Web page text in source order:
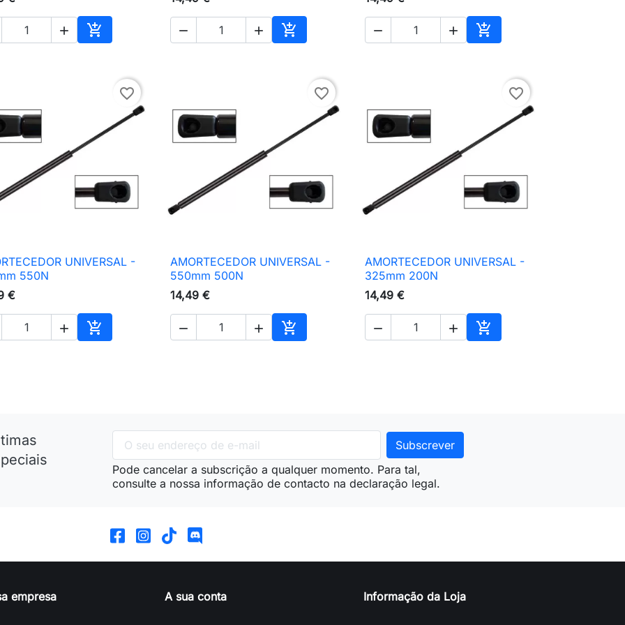
 
Adicionar ao carrinho
  
Adicionar ao carrinho
  
Adicionar ao carrinho
favorite_border
 Vista rápidaUNIVERSAL -
550N
€
 
Adicionar ao carrinho
favorite_border
 Vista rápida
AMORTECEDOR UNIVERSAL -
550mm 500N
14,49 €
  
Adicionar ao carrinho
favorite_border
 Vista rápida
AMORTECEDOR UNIVERSAL -
325mm 200N
14,49 €
  
Adicionar ao carrinho
Pode cancelar a subscrição a qualquer momento. Para tal,
consulte a nossa informação de contacto na declaração legal.
empresa A sua conta Informação da Loja